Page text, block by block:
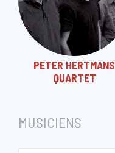
PETER HERTMANS
QUARTET
MUSICIENS